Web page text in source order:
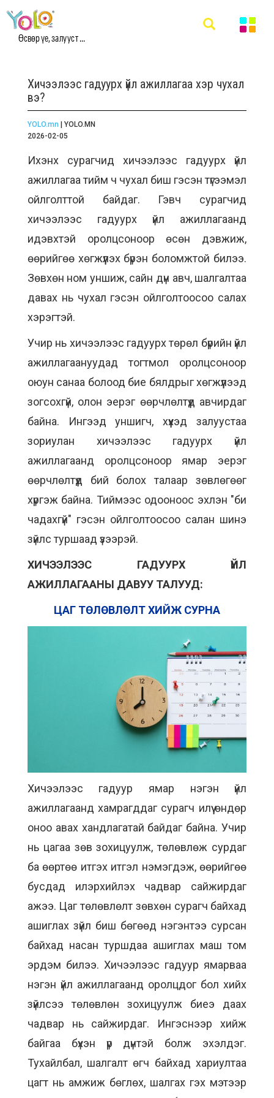
Өсвөр үе, залууст ...
Хичээлээс гадуурх үйл ажиллагаа хэр чухал
вэ?
YOLO.mn | YOLO.MN
2026-02-05
Ихэнх сурагчид хичээлээс гадуурх үйл
ажиллагаа тийм ч чухал биш гэсэн түгээмэл
ойлголттой байдаг. Гэвч сурагчид
хичээлээс гадуурх үйл ажиллагаанд
идэвхтэй оролцсоноор өсөн дэвжиж,
өөрийгөө хөгжүүлэх бүрэн боломжтой билээ.
Зөвхөн ном уншиж, сайн дүн авч, шалгалтаа
давах нь чухал гэсэн ойлголтоосоо салах
хэрэгтэй.
Учир нь хичээлээс гадуурх төрөл бүрийн үйл
ажиллагаануудад тогтмол оролцсоноор
оюун санаа болоод бие бялдрыг хөгжүүлээд
зогсохгүй, олон эерэг өөрчлөлтүүд авчирдаг
байна. Ингээд уншигч, хүүхэд залуустаа
зориулан хичээлээс гадуурх үйл
ажиллагаанд оролцсоноор ямар эерэг
өөрчлөлтүүд бий болох талаар зөвлөгөөг
хүргэж байна. Тиймээс одооноос эхлэн "би
чадахгүй" гэсэн ойлголтоосоо салан шинэ
зүйлс туршаад үзээрэй.
ХИЧЭЭЛЭЭС ГАДУУРХ ҮЙЛ
АЖИЛЛАГААНЫ ДАВУУ ТАЛУУД:
ЦАГ ТӨЛӨВЛӨЛТ ХИЙЖ СУРНА
Хичээлээс гадуур ямар нэгэн үйл
ажиллагаанд хамрагддаг сурагч илүү өндөр
оноо авах хандлагатай байдаг байна. Учир
нь цагаа зөв зохицуулж, төлөвлөж сурдаг
ба өөртөө итгэх итгэл нэмэгдэж, өөрийгөө
бусдад илэрхийлэх чадвар сайжирдаг
ажээ. Цаг төлөвлөлт зөвхөн сурагч байхад
ашиглах зүйл биш бөгөөд нэгэнтээ сурсан
байхад насан туршдаа ашиглах маш том
эрдэм билээ. Хичээлээс гадуур ямарваа
нэгэн үйл ажиллагаанд оролцдог бол хийх
зүйлсээ төлөвлөн зохицуулж биеэ даах
чадвар нь сайжирдаг. Ингэснээр хийж
байгаа бүхэн үр дүнтэй болж эхэлдэг.
Тухайлбал, шалгалт өгч байхад хариултаа
цагт нь амжиж бөглөх, шалгах гэх мэтээр